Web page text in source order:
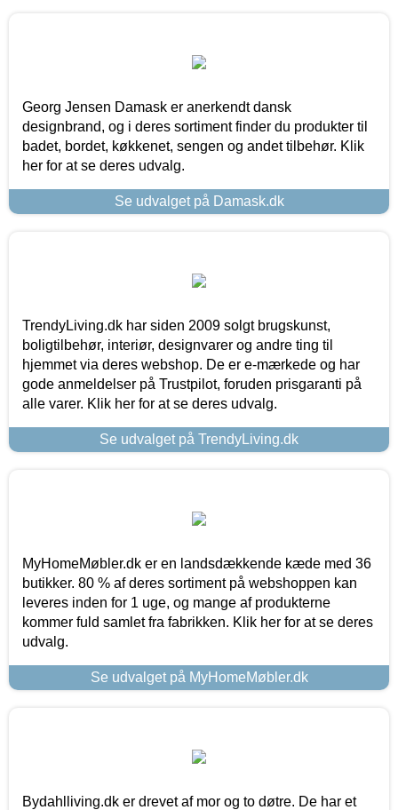
Georg Jensen Damask er anerkendt dansk
designbrand, og i deres sortiment finder du produkter til
badet, bordet, køkkenet, sengen og andet tilbehør. Klik
her for at se deres udvalg.
Se udvalget på Damask.dk
TrendyLiving.dk har siden 2009 solgt brugskunst,
boligtilbehør, interiør, designvarer og andre ting til
hjemmet via deres webshop. De er e-mærkede og har
gode anmeldelser på Trustpilot, foruden prisgaranti på
alle varer. Klik her for at se deres udvalg.
Se udvalget på TrendyLiving.dk
MyHomeMøbler.dk er en landsdækkende kæde med 36
butikker. 80 % af deres sortiment på webshoppen kan
leveres inden for 1 uge, og mange af produkterne
kommer fuld samlet fra fabrikken. Klik her for at se deres
udvalg.
Se udvalget på MyHomeMøbler.dk
Bydahlliving.dk er drevet af mor og to døtre. De har et